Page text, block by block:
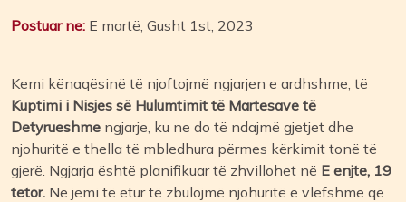
Postuar ne: E martë, Gusht 1st, 2023
Kemi kënaqësinë të njoftojmë ngjarjen e ardhshme, të
Kuptimi i Nisjes së Hulumtimit të Martesave të
Detyrueshme ngjarje, ku ne do të ndajmë gjetjet dhe
njohuritë e thella të mbledhura përmes kërkimit tonë të
gjerë. Ngjarja është planifikuar të zhvillohet në E enjte, 19
tetor. Ne jemi të etur të zbulojmë njohuritë e vlefshme që